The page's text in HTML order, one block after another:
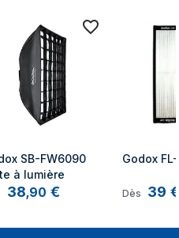
SB-FW6090
à lumière
38,90 €
Godox
Dès 39 €